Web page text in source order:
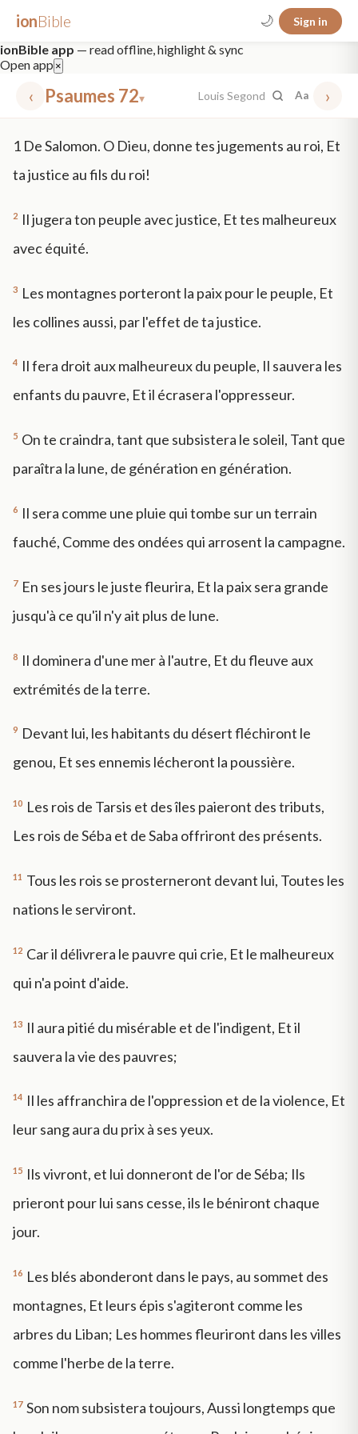
ionBible 🌙 Sign in
ionBible app — read offline, highlight & sync
Open app ×
‹ Psaumes 72▾ Louis Segond Aa ›
mt 5 nt faith "peace that passeth"
1 De Salomon. O Dieu, donne tes jugements au roi, Et
ta justice au fils du roi!
2 Il jugera ton peuple avec justice, Et tes malheureux
avec équité.
3 Les montagnes porteront la paix pour le peuple, Et
les collines aussi, par l'effet de ta justice.
4 Il fera droit aux malheureux du peuple, Il sauvera les
enfants du pauvre, Et il écrasera l'oppresseur.
5 On te craindra, tant que subsistera le soleil, Tant que
paraîtra la lune, de génération en génération.
6 Il sera comme une pluie qui tombe sur un terrain
fauché, Comme des ondées qui arrosent la campagne.
7 En ses jours le juste fleurira, Et la paix sera grande
jusqu'à ce qu'il n'y ait plus de lune.
8 Il dominera d'une mer à l'autre, Et du fleuve aux
extrémités de la terre.
9 Devant lui, les habitants du désert fléchiront le
genou, Et ses ennemis lécheront la poussière.
10 Les rois de Tarsis et des îles paieront des tributs,
Les rois de Séba et de Saba offriront des présents.
11 Tous les rois se prosterneront devant lui, Toutes les
nations le serviront.
12 Car il délivrera le pauvre qui crie, Et le malheureux
qui n'a point d'aide.
13 Il aura pitié du misérable et de l'indigent, Et il
sauvera la vie des pauvres;
14 Il les affranchira de l'oppression et de la violence, Et
leur sang aura du prix à ses yeux.
15 Ils vivront, et lui donneront de l'or de Séba; Ils
prieront pour lui sans cesse, ils le béniront chaque
jour.
16 Les blés abonderont dans le pays, au sommet des
montagnes, Et leurs épis s'agiteront comme les
arbres du Liban; Les hommes fleuriront dans les villes
comme l'herbe de la terre.
17 Son nom subsistera toujours, Aussi longtemps que